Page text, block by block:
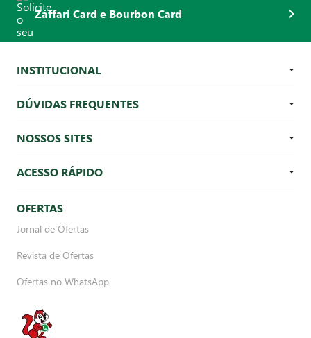
Zaffari Card e Bourbon Card
INSTITUCIONAL
DÚVIDAS FREQUENTES
NOSSOS SITES
ACESSO RÁPIDO
OFERTAS
Jornal de Ofertas
Revista de Ofertas
Ofertas no WhatsApp